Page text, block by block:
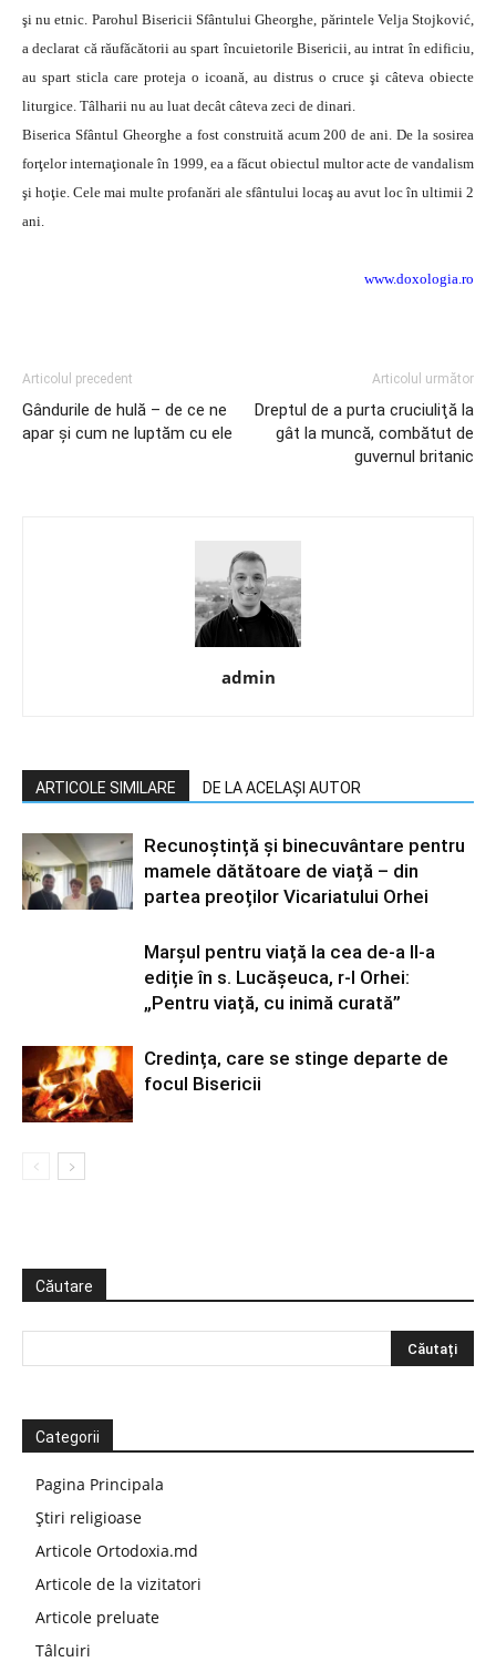
şi nu etnic. Parohul Bisericii Sfântului Gheorghe, părintele Velja Stojković,
a declarat că răufăcătorii au spart încuietorile Bisericii, au intrat în edificiu,
au spart sticla care proteja o icoană, au distrus o cruce şi câteva obiecte
liturgice. Tâlharii nu au luat decât câteva zeci de dinari.
Biserica Sfântul Gheorghe a fost construită acum 200 de ani. De la sosirea
forţelor internaţionale în 1999, ea a făcut obiectul multor acte de vandalism
şi hoţie. Cele mai multe profanări ale sfântului locaş au avut loc în ultimii 2
ani.
www.doxologia.ro
Articolul precedent
Gândurile de hulă – de ce ne
apar şi cum ne luptăm cu ele
Articolul următor
Dreptul de a purta cruciuliţă la
gât la muncă, combătut de
guvernul britanic
admin
ARTICOLE SIMILARE DE LA ACELAȘI AUTOR
Recunoștință și binecuvântare pentru
mamele dătătoare de viață – din
partea preoților Vicariatului Orhei
Marșul pentru viață la cea de-a II-a
ediție în s. Lucășeuca, r-l Orhei:
„Pentru viață, cu inimă curată”
Credința, care se stinge departe de
focul Bisericii
Căutare
Categorii
Pagina Principala
Știri religioase
Articole Ortodoxia.md
Articole de la vizitatori
Articole preluate
Tâlcuiri